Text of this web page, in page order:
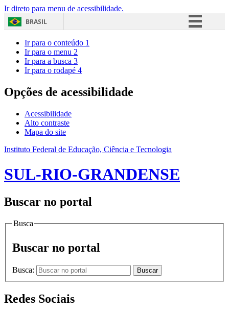
Ir direto para menu de acessibilidade.
BRASIL
Acesso à informação
Ir para o conteúdo 1
Ir para o menu 2
Ir para a busca 3
Ir para o rodapé 4
Opções de acessibilidade
Acessibilidade
Alto contraste
Mapa do site
Instituto Federal de Educação, Ciência e Tecnologia
SUL-RIO-GRANDENSE
Buscar no portal
Busca
Buscar no portal
Busca: Buscar
Redes Sociais